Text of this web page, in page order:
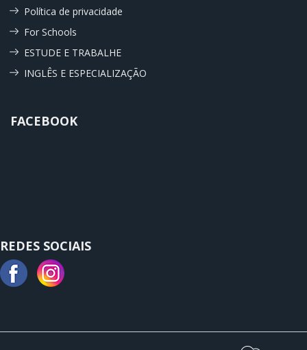
Política de privacidade
For Schools
ESTUDE E TRABALHE
INGLÊS E ESPECIALIZAÇÃO
FACEBOOK
REDES SOCIAIS